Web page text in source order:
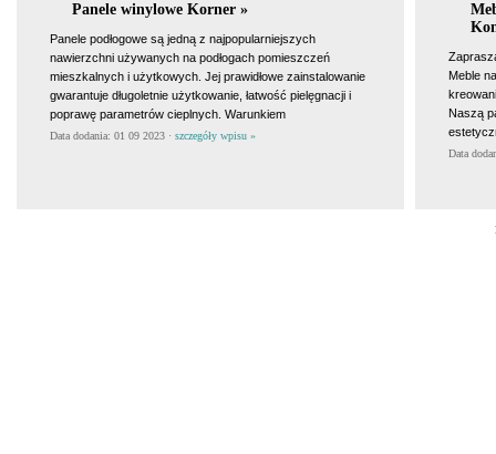
Panele winylowe Korner »
Panele podłogowe są jedną z najpopularniejszych
nawierzchni używanych na podłogach pomieszczeń
mieszkalnych i użytkowych. Jej prawidłowe zainstalowanie
gwarantuje długoletnie użytkowanie, łatwość pielęgnacji i
poprawę parametrów cieplnych. Warunkiem
Data dodania: 01 09 2023 · szczegóły wpisu »
Meble
Naszą
Data